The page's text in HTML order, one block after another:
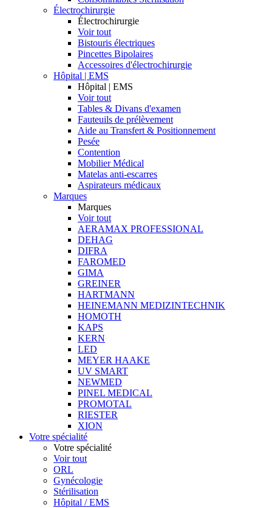
Électrochirurgie
Électrochirurgie
Voir tout
Bistouris électriques
Pincettes Bipolaires
Accessoires d'électrochirurgie
Hôpital | EMS
Hôpital | EMS
Voir tout
Tables & Divans d'examen
Fauteuils de prélèvement
Aide au Transfert & Positionnement
Pesée
Contention
Mobilier Médical
Matelas anti-escarres
Aspirateurs médicaux
Marques
Marques
Voir tout
AERAMAX PROFESSIONAL
DEHAG
DIFRA
FAROMED
GIMA
GREINER
HARTMANN
HEINEMANN MEDIZINTECHNIK
HOMOTH
KAPS
KERN
LED
MEYER HAAKE
UV SMART
NEWMED
PINEL MEDICAL
PROMOTAL
RIESTER
XION
Votre spécialité
Votre spécialité
Voir tout
ORL
Gynécologie
Stérilisation
Hôpital / EMS